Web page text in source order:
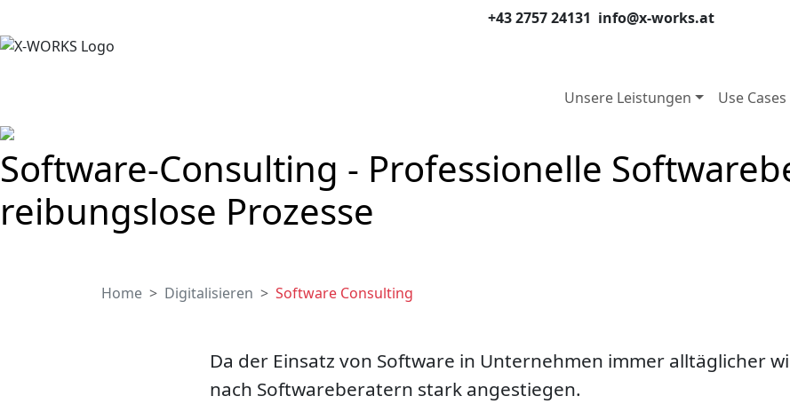
+43 2757 24131 info@x-works.at
Unsere Leistungen Use Cases
Software-Consulting - Professionelle
reibungslose Prozesse
Home Digitalisieren Software Consulting
Da der Einsatz von Software in Unternehmen immer alltäglicher
nach Softwareberatern stark angestiegen.